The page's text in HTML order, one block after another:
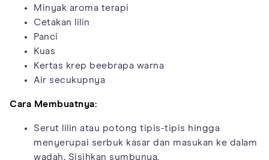
Minyak aroma terapi
Cetakan lilin
Panci
Kuas
Kertas krep beebrapa warna
Air secukupnya
Cara Membuatnya:
Serut lilin atau potong tipis-tipis hingga
menyerupai serbuk kasar dan masukan ke dalam
wadah. Sisihkan sumbunya.